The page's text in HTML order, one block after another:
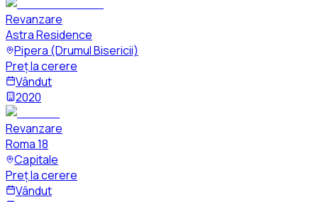
Revanzare
Astra Residence
Pipera (Drumul Bisericii)
Preț la cerere
Vândut
2020
Revanzare
Roma 18
Capitale
Preț la cerere
Vândut